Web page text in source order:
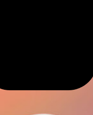
las
vida de una
3